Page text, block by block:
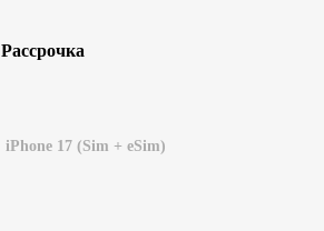
Рассрочка
iPhone 17 (Sim + eSim)